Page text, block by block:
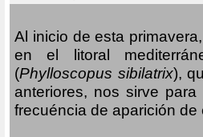
Al inicio de esta
en el litoral
(Phylloscopus sibilatrix),
anteriores, nos sirve
frecuéncia de aparición